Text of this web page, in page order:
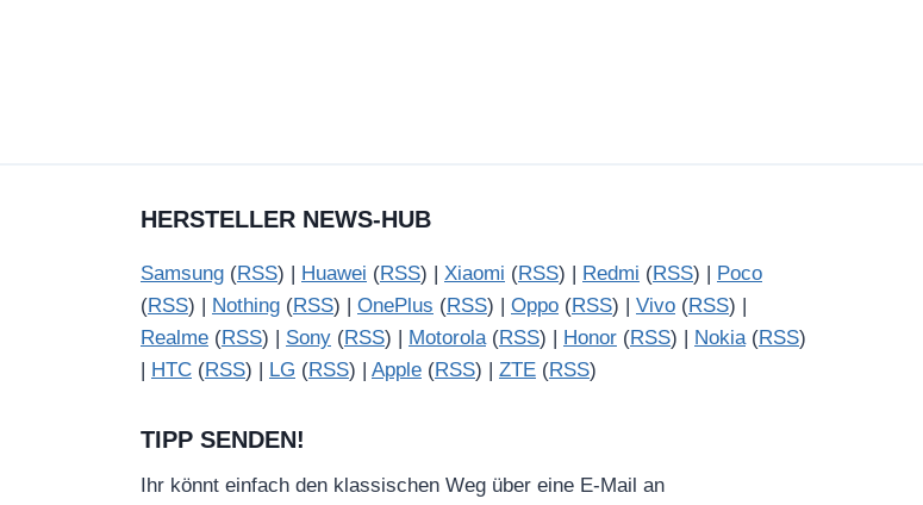
HERSTELLER NEWS-HUB
Samsung (RSS) | Huawei (RSS) | Xiaomi (RSS) | Redmi (RSS) | Poco
(RSS) | Nothing (RSS) | OnePlus (RSS) | Oppo (RSS) | Vivo (RSS) |
Realme (RSS) | Sony (RSS) | Motorola(RSS) | Honor (RSS) | Nokia(RSS)
| HTC (RSS) | LG (RSS) | Apple (RSS) | ZTE (RSS)
TIPP SENDEN!
Ihr könnt einfach den klassischen Weg über eine E-Mail an